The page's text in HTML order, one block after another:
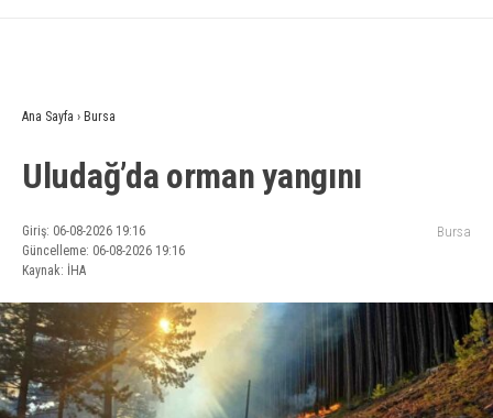
Ana Sayfa › Bursa
Uludağ’da orman yangını
Giriş: 06-08-2026 19:16
Güncelleme: 06-08-2026 19:16
Kaynak: İHA
Bursa